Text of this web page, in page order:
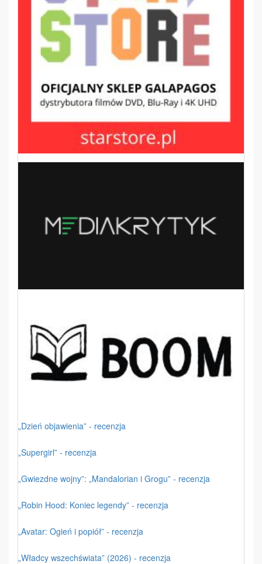
„Dzień objawienia” - recenzja
„Supergirl” - recenzja
„Gwiezdne wojny”: „Mandalorian i Grogu” - recenzja
„Robin Hood: Koniec legendy” - recenzja
„Avatar: Ogień i popiół” - recenzja
„Władcy wszechświata” (2026) - recenzja